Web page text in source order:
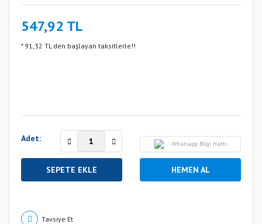
547,92 TL
* 91,32 TL den başlayan taksitlerle!!
Adet:
Whatsapp Bilgi Hattı
SEPETE EKLE HEMEN AL
Tavsiye Et